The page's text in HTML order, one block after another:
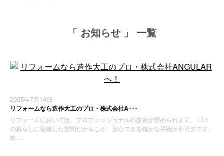
「 お知らせ 」 一覧
2025年7月14日
リフォームなら造作大工のプロ・株式会社A･･･
リフォームにおいては、プロフェッショナルの技術が求められます。 日々
の暮らしに密接した空間だからこそ、安心できる確かな手腕が不可欠です。
株 …